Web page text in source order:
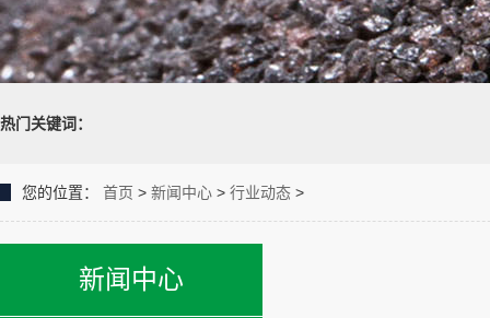
热门关键词：
您的位置： 首页 > 新闻中心 > 行业动态 >
新闻中心